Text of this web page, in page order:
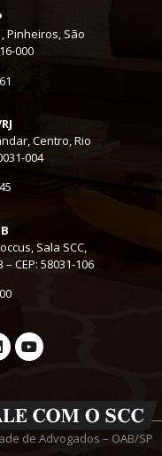
Pinheiros, São
000
Centro, Rio
004
Sala SCC,
CEP: 58031-106
de Advogados – OAB/SP